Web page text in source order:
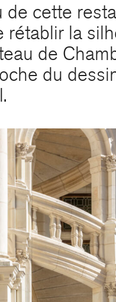
de cette
rétablir la
de
du